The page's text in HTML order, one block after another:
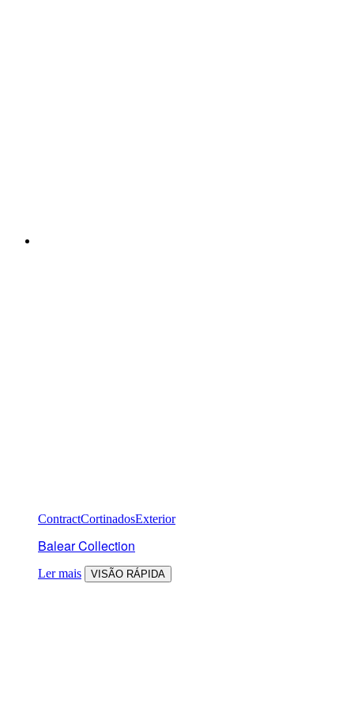
ContractCortinadosExterior
Balear Collection
Ler mais VISÃO RÁPIDA